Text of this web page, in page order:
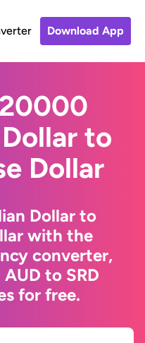
Download App
to
Dollar
Dollar to
with the
converter,
to SRD
for free.